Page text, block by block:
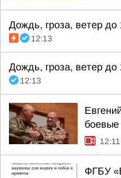
Дождь, гроза, ветер
12:13
Дождь, гроза, ветер
12:13
боевые
12:11
ФГБУ